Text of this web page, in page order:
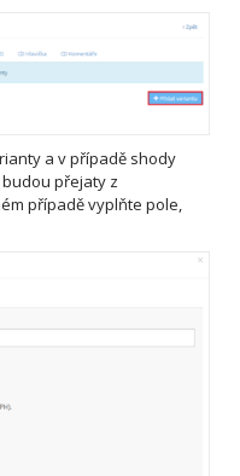
a v případě shody
přejaty z
případě vyplňte pole,